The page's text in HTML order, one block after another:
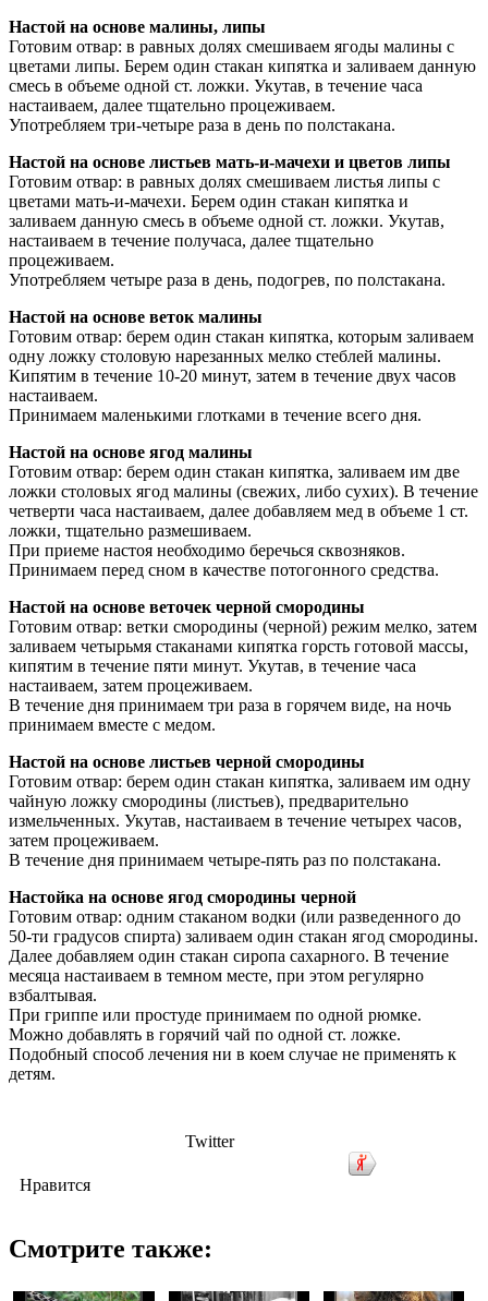
Настой на основе малины, липы
Готовим отвар: в равных долях смешиваем ягоды малины с
цветами липы. Берем один стакан кипятка и заливаем данную
смесь в объеме одной ст. ложки. Укутав, в течение часа
настаиваем, далее тщательно процеживаем.
Употребляем три-четыре раза в день по полстакана.
Настой на основе листьев мать-и-мачехи и цветов липы
Готовим отвар: в равных долях смешиваем листья липы с
цветами мать-и-мачехи. Берем один стакан кипятка и
заливаем данную смесь в объеме одной ст. ложки. Укутав,
настаиваем в течение получаса, далее тщательно
процеживаем.
Употребляем четыре раза в день, подогрев, по полстакана.
Настой на основе веток малины
Готовим отвар: берем один стакан кипятка, которым заливаем
одну ложку столовую нарезанных мелко стеблей малины.
Кипятим в течение 10-20 минут, затем в течение двух часов
настаиваем.
Принимаем маленькими глотками в течение всего дня.
Настой на основе ягод малины
Готовим отвар: берем один стакан кипятка, заливаем им две
ложки столовых ягод малины (свежих, либо сухих). В течение
четверти часа настаиваем, далее добавляем мед в объеме 1 ст.
ложки, тщательно размешиваем.
При приеме настоя необходимо беречься сквозняков.
Принимаем перед сном в качестве потогонного средства.
Настой на основе веточек черной смородины
Готовим отвар: ветки смородины (черной) режим мелко, затем
заливаем четырьмя стаканами кипятка горсть готовой массы,
кипятим в течение пяти минут. Укутав, в течение часа
настаиваем, затем процеживаем.
В течение дня принимаем три раза в горячем виде, на ночь
принимаем вместе с медом.
Настой на основе листьев черной смородины
Готовим отвар: берем один стакан кипятка, заливаем им одну
чайную ложку смородины (листьев), предварительно
измельченных. Укутав, настаиваем в течение четырех часов,
затем процеживаем.
В течение дня принимаем четыре-пять раз по полстакана.
Настойка на основе ягод смородины черной
Готовим отвар: одним стаканом водки (или разведенного до
50-ти градусов спирта) заливаем один стакан ягод смородины.
Далее добавляем один стакан сиропа сахарного. В течение
месяца настаиваем в темном месте, при этом регулярно
взбалтывая.
При гриппе или простуде принимаем по одной рюмке.
Можно добавлять в горячий чай по одной ст. ложке.
Подобный способ лечения ни в коем случае не применять к
детям.
Twitter
Нравится
Смотрите также: